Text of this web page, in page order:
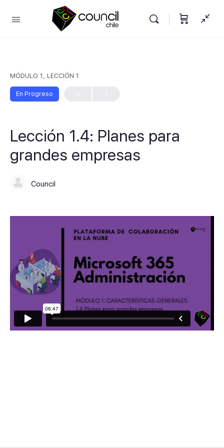
MÓDULO 1, LECCIÓN 1
En Progreso
Lección 1.4: Planes para
grandes empresas
Council